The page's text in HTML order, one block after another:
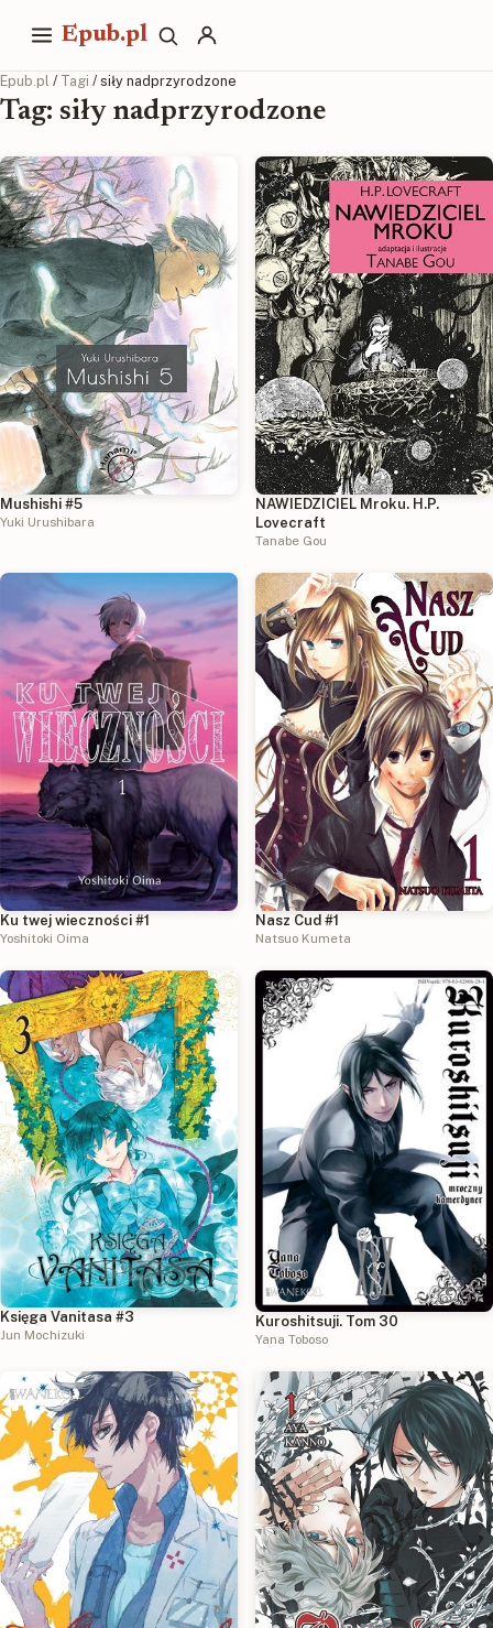
Epub.pl
Epub.pl / Tagi / siły nadprzyrodzone
Tag: siły nadprzyrodzone
Mushishi #5
Yuki Urushibara
NAWIEDZICIEL Mroku. H.P.
Lovecraft
Tanabe Gou
Ku twej wieczności #1
Yoshitoki Oima
Nasz Cud #1
Natsuo Kumeta
Księga Vanitasa #3
Jun Mochizuki
Kuroshitsuji. Tom 30
Yana Toboso